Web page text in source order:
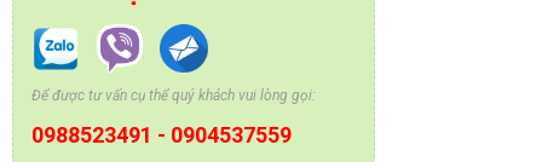
Để được tư vấn cụ thể quý khách vui lòng gọi:
0988523491 - 0904537559